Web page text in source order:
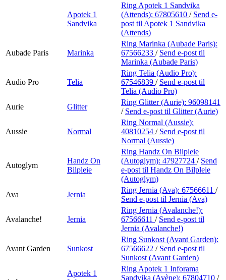
Apotek 1
Sandvika
Ring Apotek 1 Sandvika
(Attends): 67805610 / Send e-
post til Apotek 1 Sandvika
(Attends)
Aubade Paris Marinka
Ring Marinka (Aubade Paris):
67566233 / Send e-post til
Marinka (Aubade Paris)
Audio Pro Telia
Ring Telia (Audio Pro):
67546839 / Send e-post til
Telia (Audio Pro)
Aurie
Glitter
Ring Glitter (Aurie): 96098141
/ Send e-post til Glitter (Aurie)
Aussie Normal
Ring Normal (Aussie):
40810254 / Send e-post til
Normal (Aussie)
Autoglym
Handz On
Bilpleie
Ring Handz On Bilpleie
(Autoglym): 47927724 / Send
e-post til Handz On Bilpleie
(Autoglym)
Ava
Jernia
Ring Jernia (Ava): 67566611 /
Send e-post til Jernia (Ava)
Avalanche! Jernia
Ring Jernia (Avalanche!):
67566611 / Send e-post til
Jernia (Avalanche!)
Avant Garden Sunkost
Ring Sunkost (Avant Garden):
67566622 / Send e-post til
Sunkost (Avant Garden)
Apotek 1
Ring Apotek 1 Inforama
Sandvika (Avène): 67804710 /